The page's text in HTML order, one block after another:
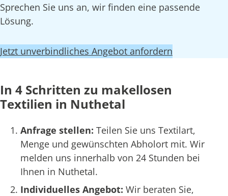
Sprechen Sie uns an, wir finden eine passende
Lösung.
Jetzt unverbindliches Angebot anfordern
In 4 Schritten zu makellosen
Textilien in Nuthetal
Anfrage stellen: Teilen Sie uns Textilart,
Menge und gewünschten Abholort mit. Wir
melden uns innerhalb von 24 Stunden bei
Ihnen in Nuthetal.
Individuelles Angebot: Wir beraten Sie,